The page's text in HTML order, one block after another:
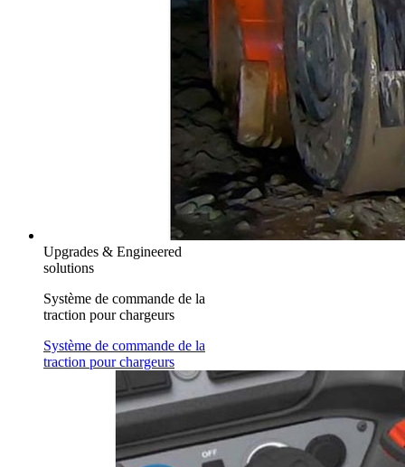
Upgrades & Engineered
solutions
Système de commande de la
traction pour chargeurs
Système de commande de la
traction pour chargeurs